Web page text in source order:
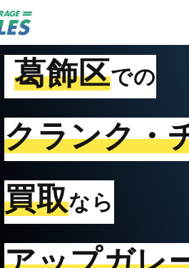
葛飾区での
クランク・
買取なら